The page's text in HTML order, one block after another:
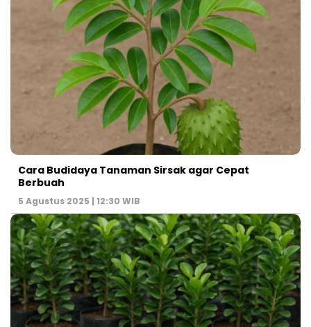
Cara Budidaya Tanaman Sirsak agar Cepat
Berbuah
5 Agustus 2025 | 12:30 WIB